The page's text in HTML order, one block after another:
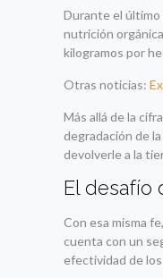
Durante el último
nutrición
kilogramos por
Otras noticias:
Más allá de la
degradación de
devolverle a la
El desafío
Con esa misma
cuenta con un
efectividad de